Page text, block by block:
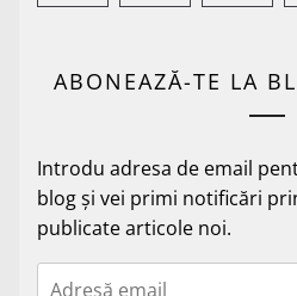
ABONEAZĂ-TE LA
Introdu adresa de email
blog și vei primi notificări
publicate articole noi.
Adresă